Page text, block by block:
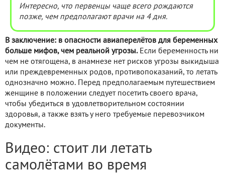
Интересно, что первенцы чаще всего рождаются
позже, чем предполагают врачи на 4 дня.
В заключение: в опасности авиаперелётов для беременных
больше мифов, чем реальной угрозы. Если беременность ни
чем не отягощена, в анамнезе нет рисков угрозы выкидыша
или преждевременных родов, противопоказаний, то летать
однозначно можно. Перед предполагаемым путешествием
женщине в положении следует посетить своего врача,
чтобы убедиться в удовлетворительном состоянии
здоровья, а также взять у него требуемые перевозчиком
документы.
Видео: стоит ли летать
самолётами во время